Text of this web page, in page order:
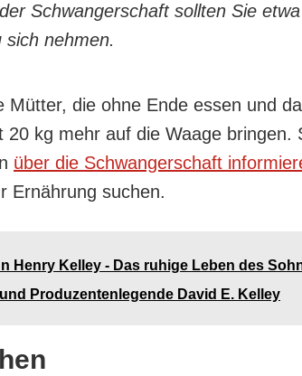
Schwangerschaft sollten Sie
sich nehmen.
Mütter, die ohne Ende essen und
20 kg mehr auf die Waage bringen.
über die Schwangerschaft
Ernährung suchen.
Henry Kelley - Das ruhige Leben des
Produzentenlegende David E. Kelley